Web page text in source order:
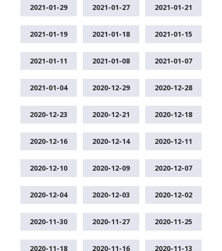
2021-01-29 2021-01-27 2021-01-21
2021-01-19 2021-01-18 2021-01-15
2021-01-11 2021-01-08 2021-01-07
2021-01-04 2020-12-29 2020-12-28
2020-12-23 2020-12-21 2020-12-18
2020-12-16 2020-12-14 2020-12-11
2020-12-10 2020-12-09 2020-12-07
2020-12-04 2020-12-03 2020-12-02
2020-11-30 2020-11-27 2020-11-25
2020-11-18 2020-11-16 2020-11-13